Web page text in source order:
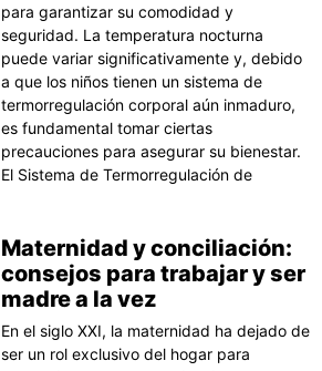
para garantizar su comodidad y
seguridad. La temperatura nocturna
puede variar significativamente y, debido
a que los niños tienen un sistema de
termorregulación corporal aún inmaduro,
es fundamental tomar ciertas
precauciones para asegurar su bienestar.
El Sistema de Termorregulación de
Maternidad y conciliación:
consejos para trabajar y ser
madre a la vez
En el siglo XXI, la maternidad ha dejado de
ser un rol exclusivo del hogar para